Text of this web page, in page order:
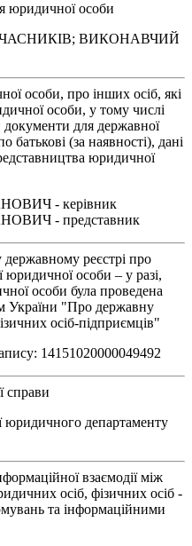
юридичної особи
ВИКОНАВЧИЙ
особи, про інших осіб, які
особи, у тому числі
для державної
батькові (за наявності), дані
юридичної
- керівник
- представник
реєстрі про
юридичної особи – у разі,
особи була проведена
України "Про державну
осіб-підприємців"
14151020000049492
справи
юридичного департаменту
взаємодії між
осіб, фізичних осіб -
та інформаційними